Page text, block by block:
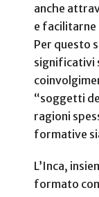
anche
e facilitarne
Per questo
significativi
“soggetti
ragioni
formative
L’Inca,
formato